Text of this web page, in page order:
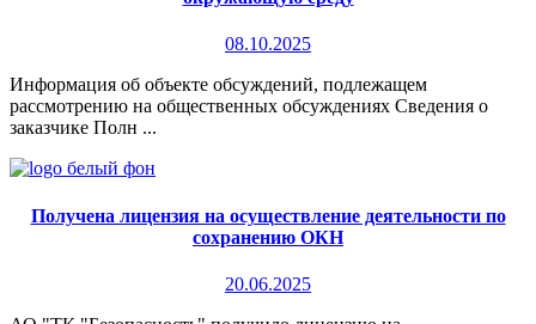
08.10.2025
Информация об объекте обсуждений, подлежащем
рассмотрению на общественных обсуждениях Сведения о
заказчике Полн ...
Получена лицензия на осуществление деятельности по
сохранению ОКН
20.06.2025